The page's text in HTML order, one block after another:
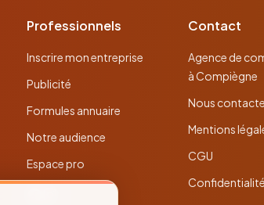
Professionnels
Inscrire mon entreprise
Publicité
Formules annuaire
Notre audience
Espace pro
Contact
Agence de
à Compiègne
Nous
Mentions
CGU